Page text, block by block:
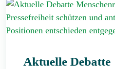
Aktuelle Debatte